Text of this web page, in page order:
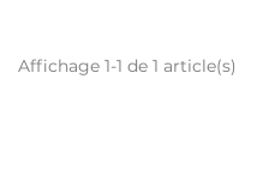
Affichage 1-1 de 1 article(s)